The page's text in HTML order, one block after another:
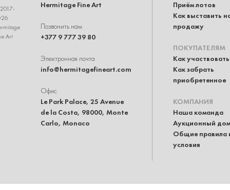
Art
Hermitage Fine Art
Позвонить нам
+377 9 777 39 80
Электронная почта
info@hermitagefineart.com
Офис
Le Park Palace, 25 Avenue
de la Costa, 98000, Monte
Carlo, Monaco
Приём лотов
Как выставить
продажу
ПОКУПАТЕЛЯМ
Как участвовать
Как забрать
приобретенное
КОМПАНИЯ
Наша команда
Аукционный дом
Общие правила
условия